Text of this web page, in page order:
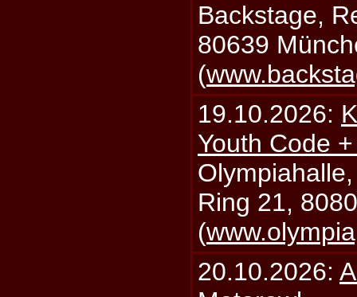
Backstage,
80639
(
19.10.2026:
Youth Code
Ring 21,
(
20.10.2026: